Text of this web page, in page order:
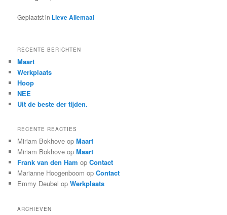
Geplaatst in Lieve Allemaal
RECENTE BERICHTEN
Maart
Werkplaats
Hoop
NEE
Uit de beste der tijden.
RECENTE REACTIES
Miriam Bokhove opMaart
Miriam Bokhove opMaart
Frank van den Ham opContact
Marianne Hoogenboom opContact
Emmy Deubel opWerkplaats
ARCHIEVEN